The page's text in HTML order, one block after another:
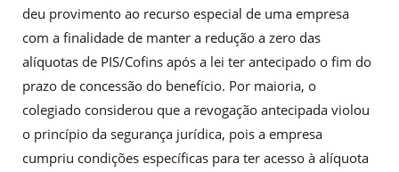
deu provimento ao recurso especial de uma empresa
com a finalidade de manter a redução a zero das
alíquotas de PIS/Cofins após a lei ter antecipado o fim do
prazo de concessão do benefício. Por maioria, o
colegiado considerou que a revogação antecipada violou
o princípio da segurança jurídica, pois a empresa
cumpriu condições específicas para ter acesso à alíquota